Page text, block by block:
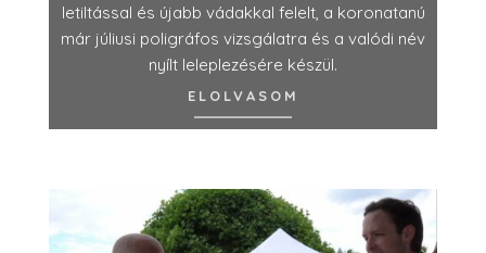
letiltással és újabb vádakkal felelt, a koronatanú
már júliusi poligráfos vizsgálatra és a valódi név
nyílt leleplezésére készül.
ELOLVASOM